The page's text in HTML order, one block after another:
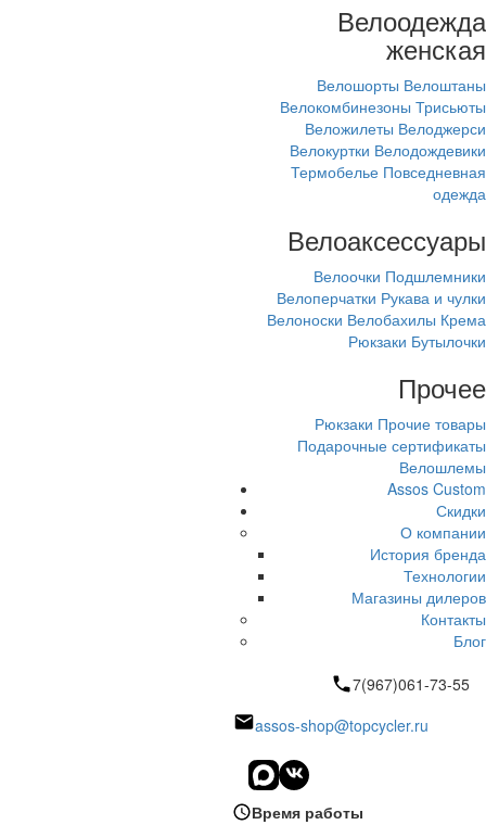
Велоодежда
женская
Велошорты Велоштаны
Велокомбинезоны Трисьюты
Веложилеты Велоджерси
Велокуртки Велодождевики
Термобелье Повседневная
одежда
Велоаксессуары
Велоочки Подшлемники
Велоперчатки Рукава и чулки
Велоноски Велобахилы Крема
Рюкзаки Бутылочки
Прочее
Рюкзаки Прочие товары
Подарочные сертификаты
Велошлемы
Assos Custom
Скидки
О компании
История бренда
Технологии
Магазины дилеров
Контакты
Блог
7(967)061-73-55
assos-shop@topcycler.ru
Время работы